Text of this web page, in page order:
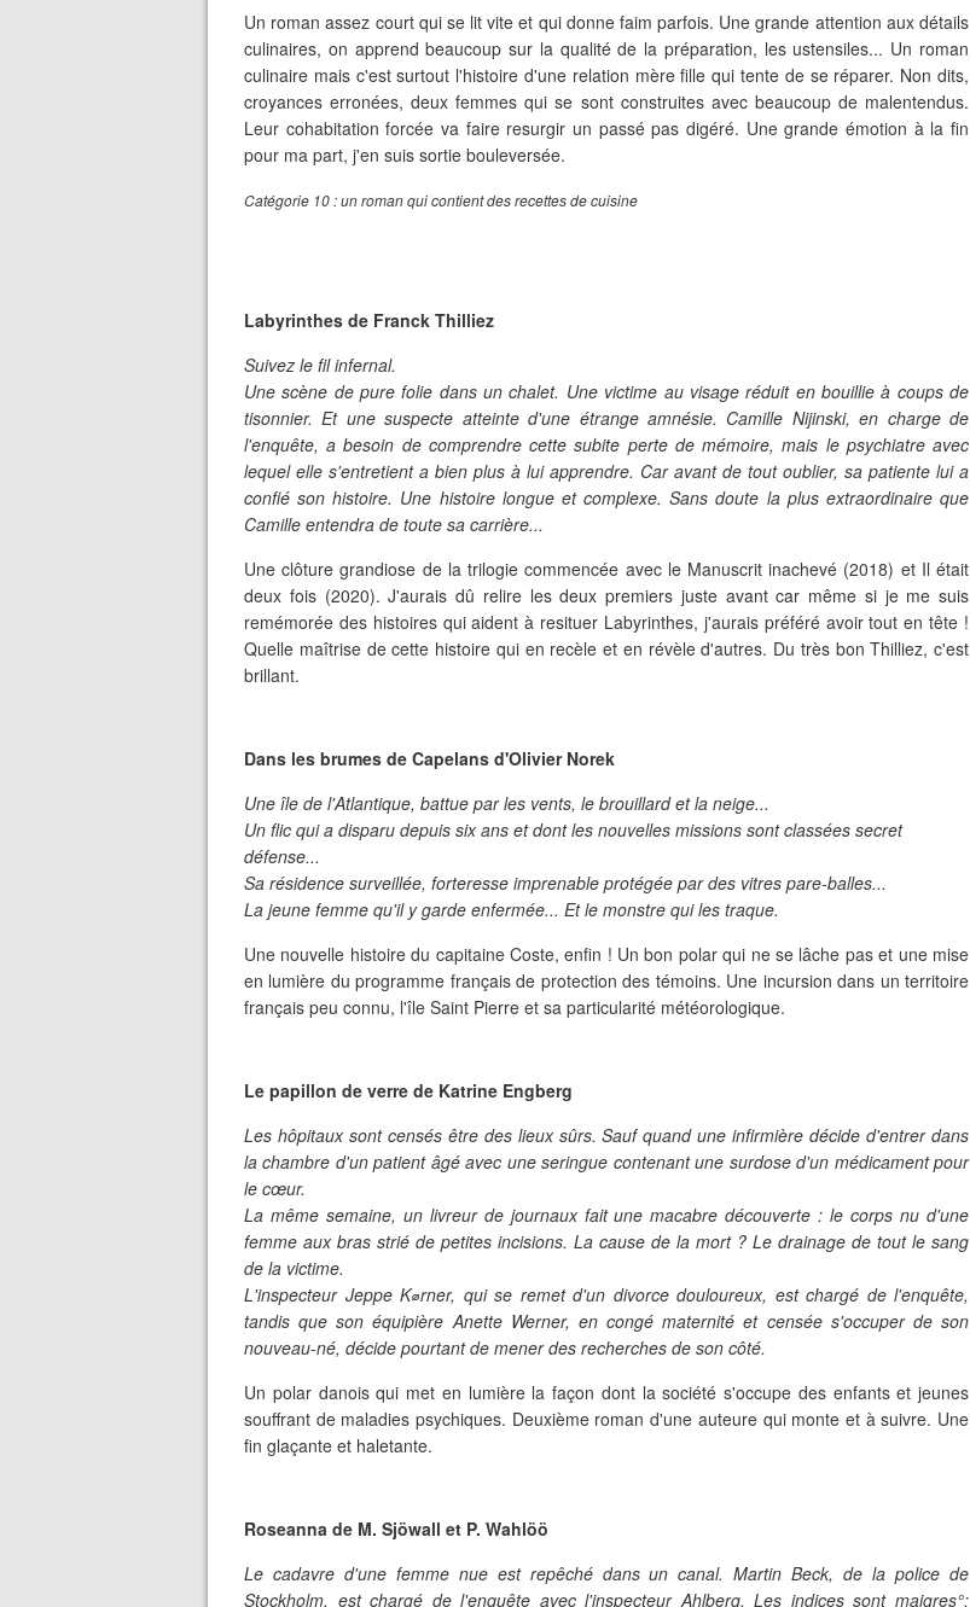
Un roman assez court qui se lit vite et qui donne faim parfois. Une grande attention aux détails
culinaires, on apprend beaucoup sur la qualité de la préparation, les ustensiles... Un roman
culinaire mais c'est surtout l'histoire d'une relation mère fille qui tente de se réparer. Non dits,
croyances erronées, deux femmes qui se sont construites avec beaucoup de malentendus.
Leur cohabitation forcée va faire resurgir un passé pas digéré. Une grande émotion à la fin
pour ma part, j'en suis sortie bouleversée.
Catégorie 10 : un roman qui contient des recettes de cuisine
Labyrinthes de Franck Thilliez
Suivez le fil infernal.
Une scène de pure folie dans un chalet. Une victime au visage réduit en bouillie à coups de
tisonnier. Et une suspecte atteinte d'une étrange amnésie. Camille Nijinski, en charge de
l'enquête, a besoin de comprendre cette subite perte de mémoire, mais le psychiatre avec
lequel elle s'entretient a bien plus à lui apprendre. Car avant de tout oublier, sa patiente lui a
confié son histoire. Une histoire longue et complexe. Sans doute la plus extraordinaire que
Camille entendra de toute sa carrière...
Une clôture grandiose de la trilogie commencée avec le Manuscrit inachevé (2018) et Il était
deux fois (2020). J'aurais dû relire les deux premiers juste avant car même si je me suis
remémorée des histoires qui aident à resituer Labyrinthes, j'aurais préféré avoir tout en tête !
Quelle maîtrise de cette histoire qui en recèle et en révèle d'autres. Du très bon Thilliez, c'est
brillant.
Dans les brumes de Capelans d'Olivier Norek
Une île de l'Atlantique, battue par les vents, le brouillard et la neige...
Un flic qui a disparu depuis six ans et dont les nouvelles missions sont classées secret
défense...
Sa résidence surveillée, forteresse imprenable protégée par des vitres pare-balles...
La jeune femme qu'il y garde enfermée... Et le monstre qui les traque.
Une nouvelle histoire du capitaine Coste, enfin ! Un bon polar qui ne se lâche pas et une mise
en lumière du programme français de protection des témoins. Une incursion dans un territoire
français peu connu, l'île Saint Pierre et sa particularité météorologique.
Le papillon de verre de Katrine Engberg
Les hôpitaux sont censés être des lieux sûrs. Sauf quand une infirmière décide d'entrer dans
la chambre d'un patient âgé avec une seringue contenant une surdose d'un médicament pour
le cœur.
La même semaine, un livreur de journaux fait une macabre découverte : le corps nu d'une
femme aux bras strié de petites incisions. La cause de la mort ? Le drainage de tout le sang
de la victime.
L'inspecteur Jeppe K⌀rner, qui se remet d'un divorce douloureux, est chargé de l'enquête,
tandis que son équipière Anette Werner, en congé maternité et censée s'occuper de son
nouveau-né, décide pourtant de mener des recherches de son côté.
Un polar danois qui met en lumière la façon dont la société s'occupe des enfants et jeunes
souffrant de maladies psychiques. Deuxième roman d'une auteure qui monte et à suivre. Une
fin glaçante et haletante.
Roseanna de M. Sjöwall et P. Wahlöö
Le cadavre d'une femme nue est repêché dans un canal. Martin Beck, de la police de
Stockholm, est chargé de l'enquête avec l'inspecteur Ahlberg. Les indices sont maigres°: